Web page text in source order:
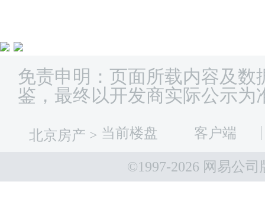
免责申明：页面所载内容及数
鉴，最终以开发商实际公示为
北京房产 > 当前楼盘 客户端
©1997-2026 网易公